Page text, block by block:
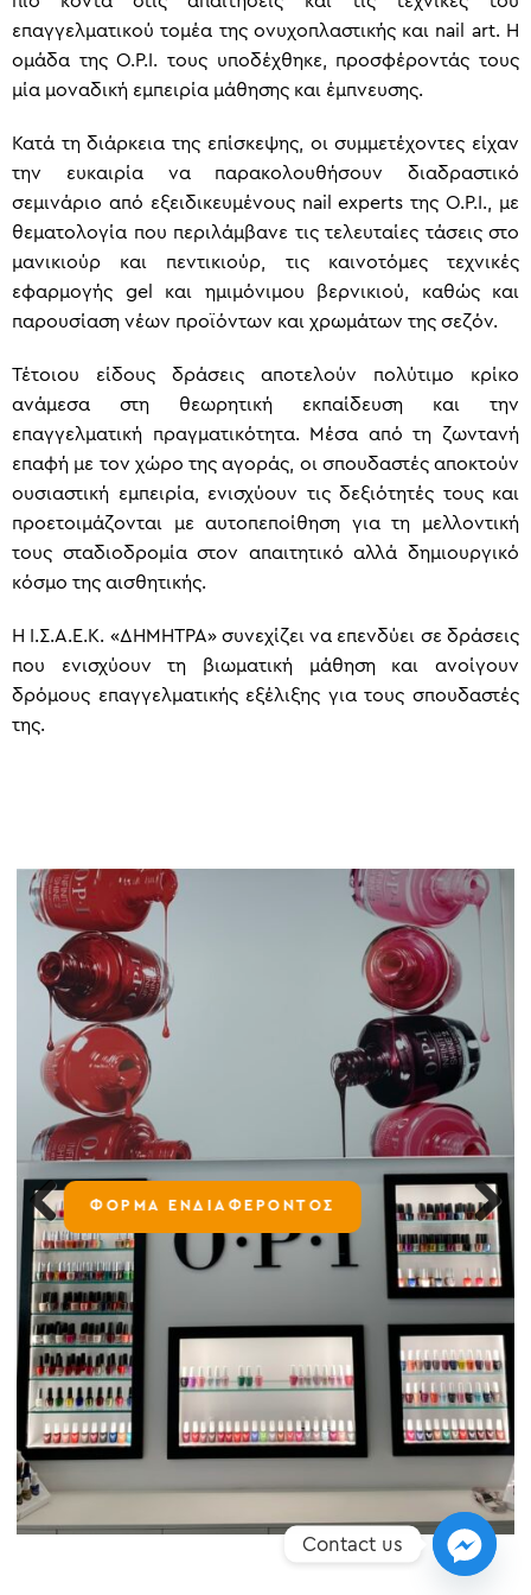
ΦΟΡΜΑ ΕΝΔΙΑΦΕΡΟΝΤΟΣ
επαγγελματικού τομέα της ονυχοπλαστικής και nail art. Η
ομάδα της O.P.I. τους υποδέχθηκε, προσφέροντάς τους
μία μοναδική εμπειρία μάθησης και έμπνευσης.
Κατά τη διάρκεια της επίσκεψης, οι συμμετέχοντες είχαν
την ευκαιρία να παρακολουθήσουν διαδραστικό
σεμινάριο από εξειδικευμένους nail experts της O.P.I., με
θεματολογία που περιλάμβανε τις τελευταίες τάσεις στο
μανικιούρ και πεντικιούρ, τις καινοτόμες τεχνικές
εφαρμογής gel και ημιμόνιμου βερνικιού, καθώς και
παρουσίαση νέων προϊόντων και χρωμάτων της σεζόν.
Τέτοιου είδους δράσεις αποτελούν πολύτιμο κρίκο
ανάμεσα στη θεωρητική εκπαίδευση και την
επαγγελματική πραγματικότητα. Μέσα από τη ζωντανή
επαφή με τον χώρο της αγοράς, οι σπουδαστές αποκτούν
ουσιαστική εμπειρία, ενισχύουν τις δεξιότητές τους και
προετοιμάζονται με αυτοπεποίθηση για τη μελλοντική
τους σταδιοδρομία στον απαιτητικό αλλά δημιουργικό
κόσμο της αισθητικής.
Η Ι.Σ.Α.Ε.Κ. «ΔΗΜΗΤΡΑ» συνεχίζει να επενδύει σε δράσεις
που ενισχύουν τη βιωματική μάθηση και ανοίγουν
δρόμους επαγγελματικής εξέλιξης για τους σπουδαστές
της.
Previous Next
Contact us